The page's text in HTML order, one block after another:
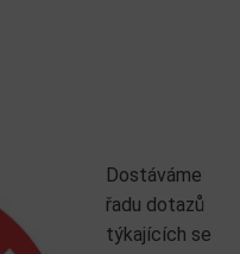
Dostáváme
řadu dotazů
týkajících se